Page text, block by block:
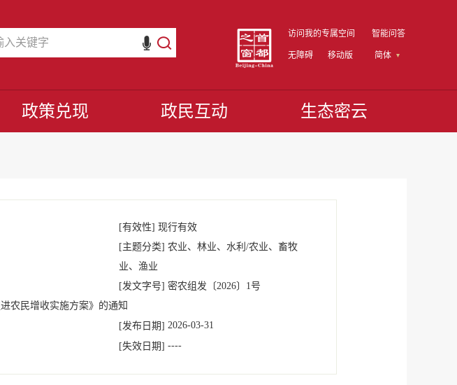
访问我的专属空间 智能问答
无障碍 移动版 简体
政策兑现 政民互动 生态密云
[有效性] 现行有效
[主题分类] 农业、林业、水利/农业、畜牧
业、渔业
[发文字号] 密农组发 〔2026〕 1号
农民增收实施方案》的通知
[发布日期] 2026-03-31
[失效日期] ----